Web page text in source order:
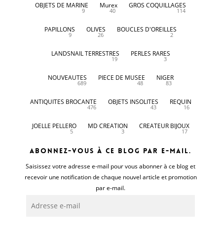
OBJETS DE MARINE
9
Murex
40
GROS COQUILLAGES
114
PAPILLONS
9
OLIVES
26
BOUCLES D'OREILLES
2
LANDSNAIL TERRESTRES
19
PERLES RARES
3
NOUVEAUTES
689
PIECE DE MUSEE
48
NIGER
83
ANTIQUITES BROCANTE
476
OBJETS INSOLITES
43
REQUIN
16
JOELLE PELLERO
5
MD CREATION
3
CREATEUR BIJOUX
17
Abonnez-vous à ce blog par e-mail.
Saisissez votre adresse e-mail pour vous abonner à ce blog et
recevoir une notification de chaque nouvel article et promotion
par e-mail.
e-